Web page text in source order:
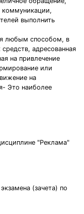
выполнить
любым способом, в
адресованная
на привлечение
или
на
Это наиболее
"Реклама"
(зачета) по